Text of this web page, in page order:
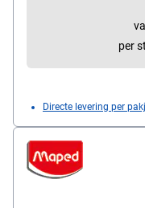
per
Directe levering per